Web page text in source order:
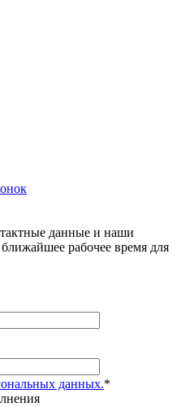
данные и наши
рабочее время для
данных.*